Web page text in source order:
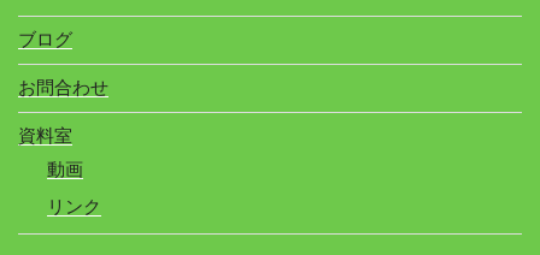
ブログ
お問合わせ
資料室
動画
リンク